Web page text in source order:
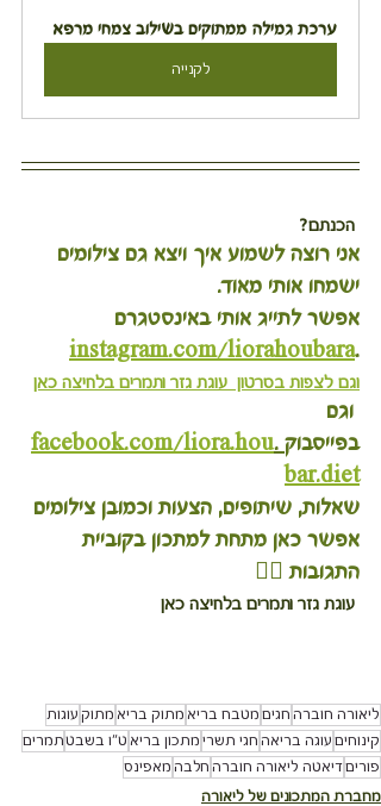
ערכת גמילה ממתוקים בשילוב צמחי מרפא
לקנייה
הכנתם?
אני רוצה לשמוע איך ויצא גם צילומים
ישמחו אותי מאוד.
אפשר לתייג אותי באינסטגרם
.
instagram.com/liorahoubara
וגם לצפות בסרטון עוגת גזר ותמרים בלחיצה כאן
וגם
בפייסבוק .
facebook.com/liora.hou
bar.diet
שאלות, שיתופים, הצעות וכמובן צילומים
אפשר כאן מתחת למתכון בקוביית
התגובות 👇🏽
ליאורה חוברה חגים מטבח בריא מתוק בריא מתוק עוגות
קינוחים עוגה בריאה חגי תשרי מתכון בריא ט"ו בשבטתמרים
פוריםדיאטה ליאורה חוברה חלבה מאפינס
מחברת המתכונים של ליאורה